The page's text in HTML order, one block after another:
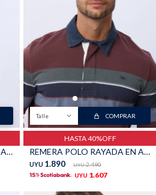
REMERA POLO RAYADA EN ALGODÓN - Azul
Talle COMPRAR
HASTA 40%OFF
REMERA POLO RAYADA EN ALGODÓN - Bordo
UYU 1.890 UYU 2.490
UYU 1.607